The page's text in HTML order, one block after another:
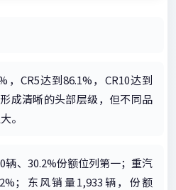
，CR5达到86.1%，CR10达到
成清晰的头部层级，但不同品
。
辆、30.2%份额位列第一；重汽
；东风销量1,933辆，份额